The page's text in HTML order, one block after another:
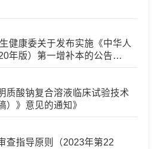
健康委关于发布实施《中华人
年版）第一增补本的公告
质酸钠复合溶液临床试验技术
）》意见的通知》
查指导原则（2023年第22